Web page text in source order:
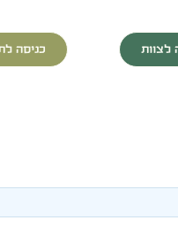
לצוות כניסה